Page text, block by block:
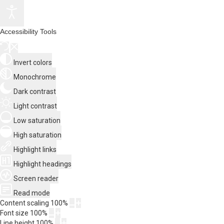
Accessibility Tools
Invert colors
Monochrome
Dark contrast
Light contrast
Low saturation
High saturation
Highlight links
Highlight headings
Screen reader
Read mode
Content scaling 100%
Font size 100%